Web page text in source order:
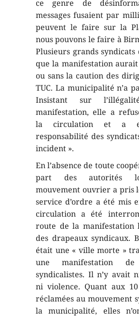
ce genre de
messages fusaient par
peuvent le faire sur la
nous pouvons le faire à
Plusieurs grands
que la manifestation
ou sans la caution des
TUC. La municipalité n’a
Insistant sur
manifestation, elle a
la circulation et a
responsabilité des
incident ».
En l’absence de toute
part des autorités
mouvement ouvrier a pris
service d’ordre a été mis
circulation a été
route de la manifestation
des drapeaux syndicaux.
était une « ville morte »
une manifestation
syndicalistes. Il n’y avait
ni violence. Quant aux
réclamées au mouvement
la municipalité, elles